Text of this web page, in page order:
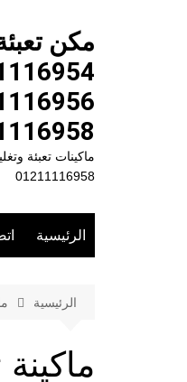
مكن
01211116958
الرئيسية
الرئيسية